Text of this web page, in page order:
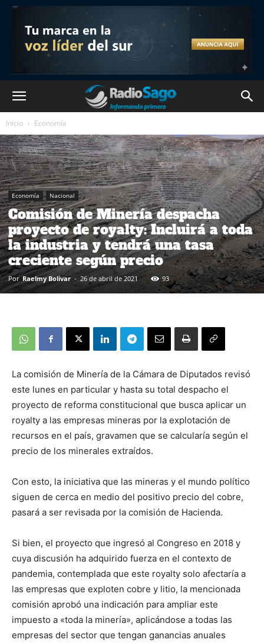
Inicio Economía
Economía Nacional
Comisión de Minería despacha
proyecto de royalty: Incluirá a toda
la industria y tendrá una tasa
creciente según precio
Por Raelmy Bolivar - 26 de abril de 2021 93
La comisión de Minería de la Cámara de Diputados revisó
este lunes en particular y hasta su total despacho el
proyecto de reforma constitucional que busca aplicar un
royalty a las empresas mineras por la explotación de
recursos en el país, gravamen que se calcularía según el
precio de los minerales extraídos.
Con esto, la iniciativa que las mineras y el mundo político
siguen de cerca en medio del positivo precio del cobre,
pasará a ser revisada por la comisión de Hacienda.
Si bien, el proyecto que ingresó al Congreso en 2018 y
cuya discusión ha adquirido fuerza en el contexto de
pandemia, contemplada que este royalty solo afectaría a
las empresas que exploten cobre y litio, la mencionada
comisión aprobó una indicación para ampliar este
impuesto a «toda la minería», aplicándose a todas las
empresas del sector que tengan ganancias anuales